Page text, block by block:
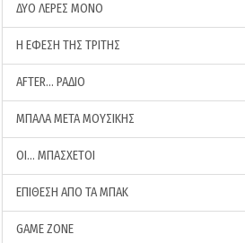
ΔΥΟ ΛΕΡΕΣ ΜΟΝΟ
Η ΕΦΕΣΗ ΤΗΣ ΤΡΙΤΗΣ
AFTER… ΡΑΔΙΟ
ΜΠΑΛΑ ΜΕΤΑ ΜΟΥΣΙΚΗΣ
ΟΙ… ΜΠΑΣΧΕΤΟΙ
ΕΠΙΘΕΣΗ ΑΠΟ ΤΑ ΜΠΑΚ
GAME ZONE